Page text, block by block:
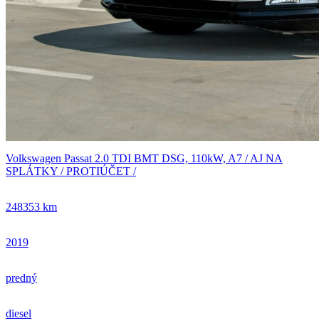
Volkswagen Passat 2.0 TDI BMT DSG, 110kW, A7 / AJ NA
SPLÁTKY / PROTIÚČET /
248353 km
2019
predný
diesel